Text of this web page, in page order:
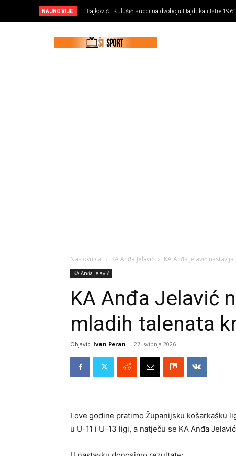
NAJNOVIJE Brajković i Kulušić sudci na dvoboju Hajduka i Istre
Naslovnica KA Anđa Jelavić KA Anđa Jelavić
KA Anđa Jelavić
KA Anđa Jelavić
mladih talenata
Objavio Ivan Peran - 27. svibnja 2026.
I ove godine pratimo Županijsku košarkašku
u U-11 i U-13 ligi, a natječu se KA Anđa